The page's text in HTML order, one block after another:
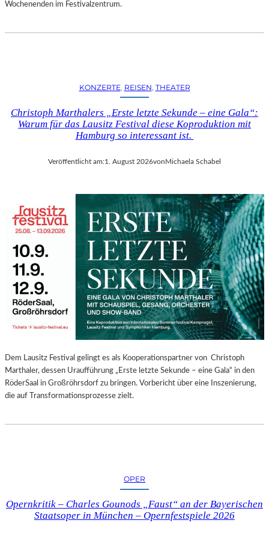
W
S
C
H
N
N
S
T
Ü
H
L
E
N
“
–
A
U
S
S
T
R
I
Wochenenden im Festivalzentrum.
KONZERTE, REISEN THEATER
Christoph Marthalers „Erste letzte Sekunde – eine Gala“:
Warum für das Lausitz Festival diese Koproduktion mit
Hamburg so interessant ist.
Veröffentlicht am:1. August 2026vonMichaela Schabel
Dem Lausitz Festival gelingt es als Kooperationspartner von Christoph
Marthaler, dessen Uraufführung „Erste letzte Sekunde – eine Gala“ in den
RöderSaal in Großröhrsdorf zu bringen. Vorbericht über eine Inszenierung,
die auf Transformationsprozesse zielt.
OPER
Opernkritik – Charles Gounods „Faust“ an der Bayerischen
Staatsoper in München – Opernfestspiele 2026